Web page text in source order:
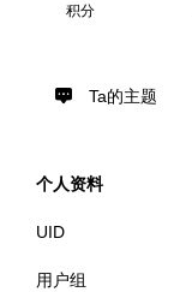
积分
Ta的主题
个人资料
UID
用户组